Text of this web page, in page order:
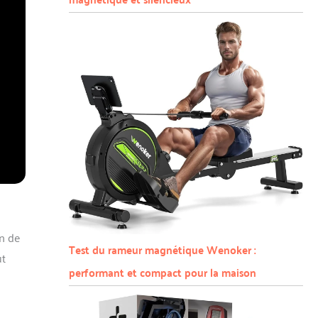
de
Test du rameur magnétique Wenoker :
performant et compact pour la maison